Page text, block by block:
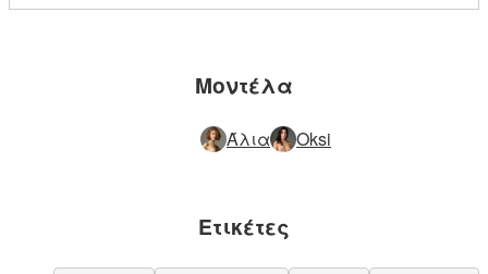
Μοντέλα
Άλια Oksi
Ετικέτες